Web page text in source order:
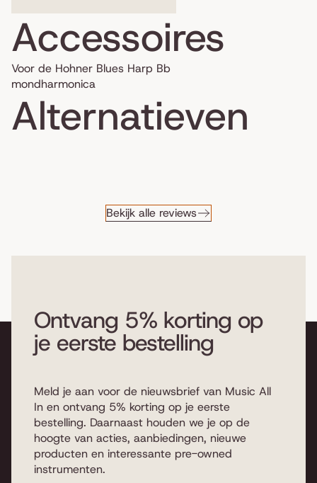
Accessoires
Voor de Hohner Blues Harp Bb
mondharmonica
Alternatieven
Bekijk alle reviews
Ontvang 5% korting op
je eerste bestelling
Meld je aan voor de nieuwsbrief van Music All
In en ontvang 5% korting op je eerste
bestelling. Daarnaast houden we je op de
hoogte van acties, aanbiedingen, nieuwe
producten en interessante pre-owned
instrumenten.